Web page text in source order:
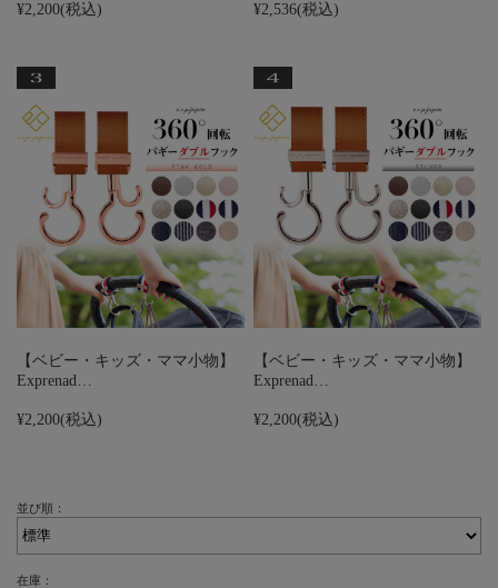
¥2,200(税込) ¥2,536(税込)
【ベビー・キッズ・ママ小物】
Exprenad…
¥2,200(税込)
【ベビー・キッズ・ママ小物】
Exprenad…
¥2,200(税込)
並び順：
在庫：